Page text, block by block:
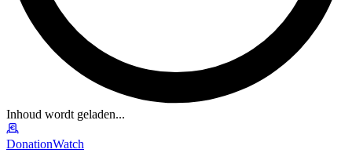
Inhoud wordt geladen...
DonationWatch